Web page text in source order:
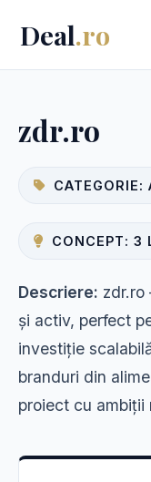
Deal.ro
zdr.ro
CATEGORIE:
CONCEPT: 3
Descriere: zdr.ro
și activ, perfect
investiție
branduri din
proiect cu ambiții